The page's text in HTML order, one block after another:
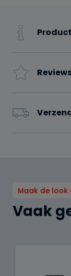
Maak de look
Vaak